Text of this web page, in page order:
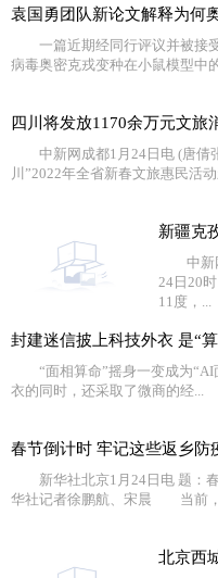
袁国勇团队新论文解释为何
一篇近期经同行评议并被接受
病毒奥密克戎变种在小鼠模型中
四川将发放1170余万元文旅
中新网成都1月24日电 (唐倩
川”2022年全省新春文旅惠民活
中新网
24日20
11度，...
封建迷信披上科技外衣 是“
“面相算命”摇身一变成为“AI
衣的同时，还采取了微商的经...
春节倒计时 牢记这些返乡防
新华社北京1月24日电 题：
华社记者徐鹏航、宋晨 当前